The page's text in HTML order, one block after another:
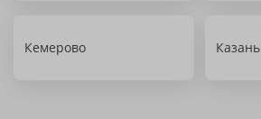
Кемерово Казань